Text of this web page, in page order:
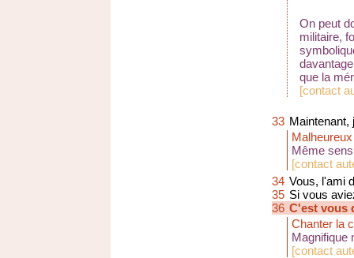
On peut
militaire,
que la
[contact
33 Maintenant,
Malheureux
Même
[contact
34 Vous, l'ami
35 Si vous
36 C'est vous
Chanter la
Magnifique
[contact